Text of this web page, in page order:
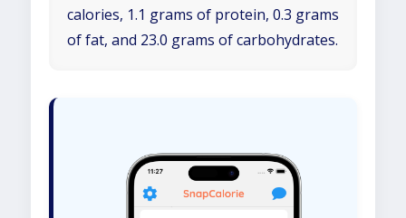
calories, 1.1 grams of protein, 0.3 grams
of fat, and 23.0 grams of carbohydrates.